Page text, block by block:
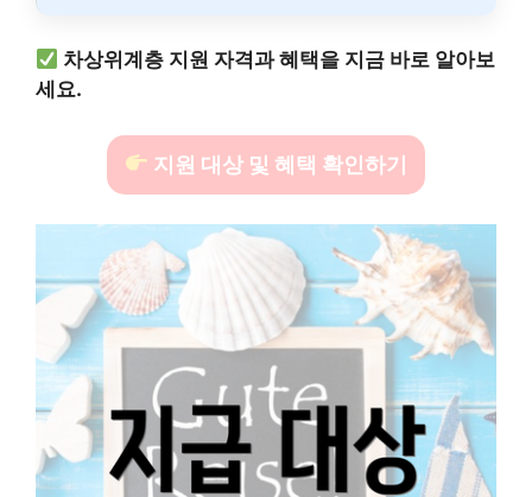
차상위계층 지원 자격과 혜택을 지금 바로 알아보
세요.
지원 대상 및 혜택 확인하기